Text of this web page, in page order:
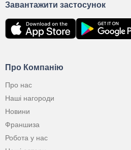
Про Компанію
Про нас
Наші нагороди
Новини
Франшиза
Робота у нас
Завантажити застосунок